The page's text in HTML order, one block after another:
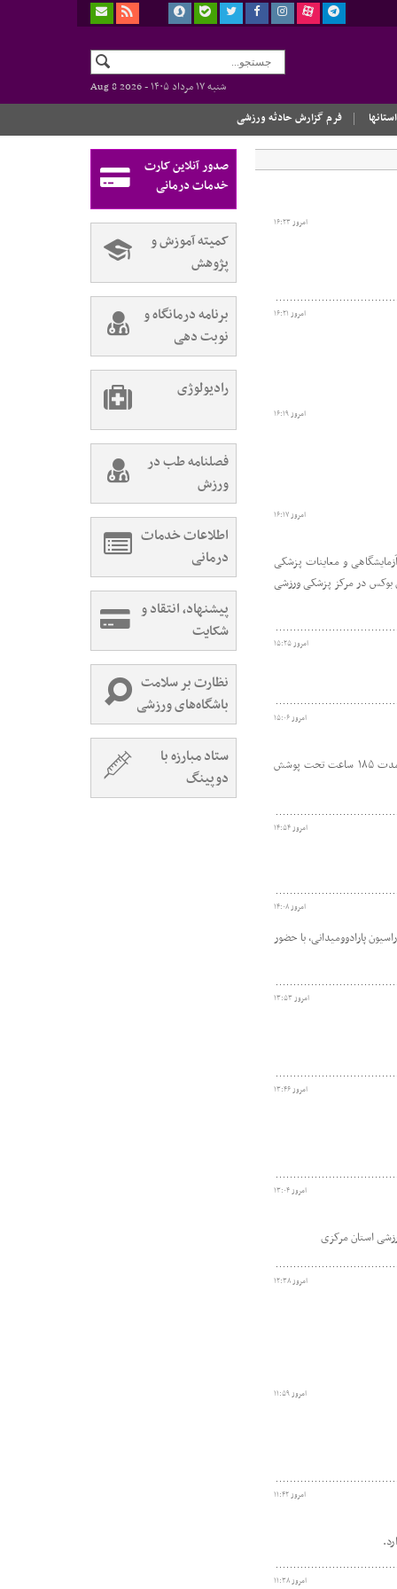
شنبه ۱۷ مرداد ۱۴۰۵ -
Aug 8 2026
استانها فرم گزارش حادثه ورزشی
امروز ۱۶:۲۳
امروز ۱۶:۲۱
امروز ۱۶:۱۹
امروز ۱۶:۱۷
و معاینات پزشکی
معاینات تخصصی پزشکی ملی‌پوشان بوکس در مرکز پزشکی ورزشی
امروز ۱۵:۲۵
امروز ۱۵:۰۶
کمیته پوشش پزشکی مسابقات هیأت پزشکی ورزشی استان تهران، طی پنج روز از ۱۱ تا ۱۶ مردادماه، رویدادهای ورزشی مختلف استان را به مدت ۱۸۵ ساعت تحت پوشش
امروز ۱۴:۵۴
امروز ۱۴:۰۸
پارادوومیدانی، با حضور
امروز ۱۳:۵۳
امروز ۱۳:۴۶
امروز ۱۳:۰۴
امروز ۱۲:۳۸
امروز ۱۱:۵۹
امروز ۱۱:۴۲
امروز ۱۱:۳۸
صدور آنلاین کارت
خدمات درمانی
کمیته آموزش و
پژوهش
برنامه درمانگاه و
نوبت دهی
رادیولوژی
فصلنامه طب در
ورزش
اطلاعات خدمات
درمانی
پیشنهاد، انتقاد و
شکایت
نظارت بر سلامت
باشگاه‌های ورزشی
ستاد مبارزه با
دوپینگ